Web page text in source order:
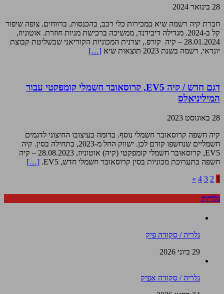
28 בינואר 2024
חברת קיה רשמה שיא במכירות כלי רכב, בהכנסות, ברווחים. צופה שיפור
קל ב-2024. מגדילה דיבידנד, ממשיכה ברכישת מניות חוזרת. אוטוניוז,
28.01.2024 – קיה קורפ., יצרנית המכוניות הקוריאני שבשליטת קבוצת
יונדאי, רשמה בשנת 2023 תוצאות שיא
[…]
דגם חדש / קיה EV5, קרוסאובר חשמלי קומפקטי עבור
המיליניאלס
28 באוגוסט 2023
קיה חשפה קרוסאובר חשמלי נוסף. בדומה בעיצובו החיצוני לדגמים
חשמליים שנחשפו קודם לכן. ישווק החל מ-2023, בתחילה בסין. קיה
EV5, קרוסאובר חשמלי קומפקטי (קיה) אוטוניוז, 28.08.2023 – קיה
חשפה בתערוכת מכוניות בסין קרוסאובר חשמלי חדש, EV5.
[…]
1
2
3
4
»
גלריות
גלריה / סקודה פיק
29 ביוני 2026
גלריה / סקודה אפיק